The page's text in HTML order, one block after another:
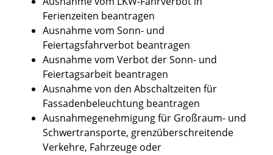
Ferienzeiten beantragen
Ausnahme vom Sonn- und
Feiertagsfahrverbot beantragen
Ausnahme vom Verbot der Sonn- und
Feiertagsarbeit beantragen
Ausnahme von den Abschaltzeiten für
Fassadenbeleuchtung beantragen
Ausnahmegenehmigung für Großraum- und
Schwertransporte, grenzüberschreitende
Verkehre, Fahrzeuge oder